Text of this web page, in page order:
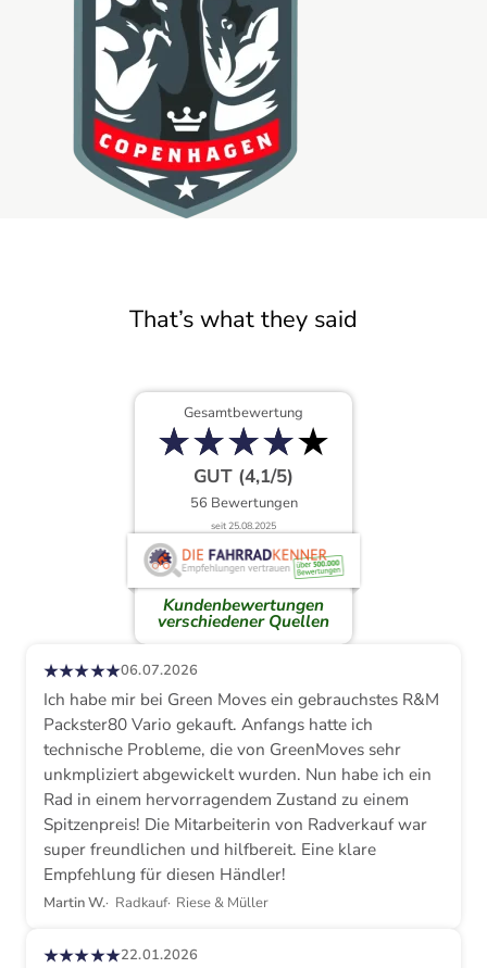
That’s what they said
Gesamtbewertung
★★★★★
★★★★★
GUT (4,1/5)
56 Bewertungen
seit 25.08.2025
Kundenbewertungen
verschiedener Quellen
★★★★★06.07.2026
Ich habe mir bei Green Moves ein gebrauchstes R&M
Packster80 Vario gekauft. Anfangs hatte ich
technische Probleme, die von GreenMoves sehr
unkmpliziert abgewickelt wurden. Nun habe ich ein
Rad in einem hervorragendem Zustand zu einem
Spitzenpreis! Die Mitarbeiterin von Radverkauf war
super freundlichen und hilfbereit. Eine klare
Empfehlung für diesen Händler!
Martin W. Radkauf Riese & Müller
★★★★★22.01.2026